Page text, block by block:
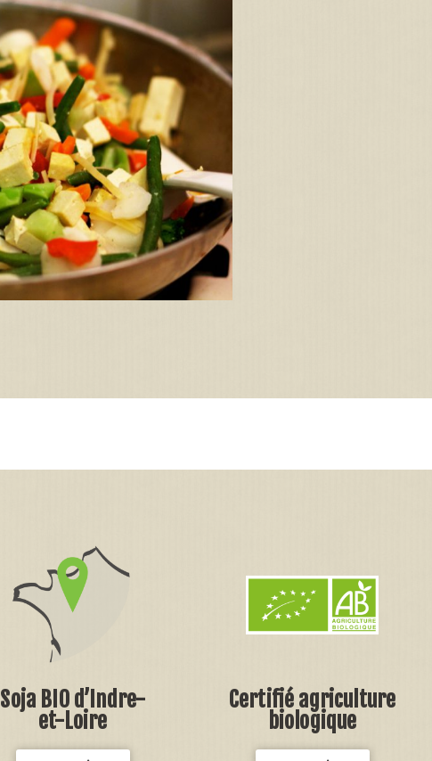
Soja BIO d’Indre-
et-Loire
Certifié agriculture
biologique